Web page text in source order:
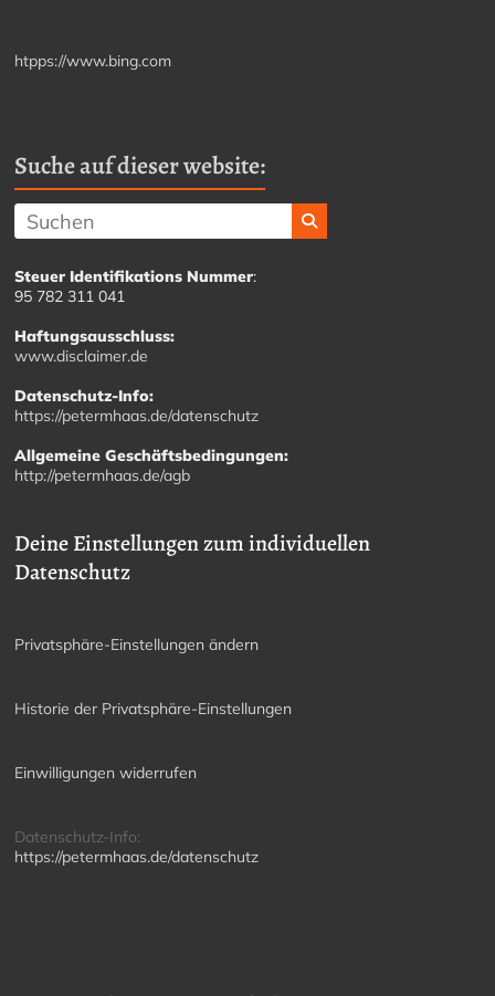
htpps://www.bing.com
Suche auf dieser website:
Steuer Identifikations Nummer:
95 782 311 041
Haftungsausschluss:
www.disclaimer.de
Datenschutz-Info:
https://petermhaas.de/datenschutz
Allgemeine Geschäftsbedingungen:
http://petermhaas.de/agb
Deine Einstellungen zum individuellen
Datenschutz
Privatsphäre-Einstellungen ändern
Historie der Privatsphäre-Einstellungen
Einwilligungen widerrufen
Datenschutz-Info:
https://petermhaas.de/datenschutz